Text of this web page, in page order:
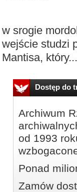
w srogie
wejście studzi
Mantisa, który...
Dostęp do
Archiwum
od 1993
Ponad
Zamów